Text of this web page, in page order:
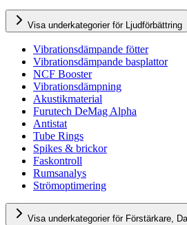
Visa underkategorier för Ljudförbättring
Vibrationsdämpande fötter
Vibrationsdämpande basplattor
NCF Booster
Vibrationsdämpning
Akustikmaterial
Furutech DeMag Alpha
Antistat
Tube Rings
Spikes & brickor
Faskontroll
Rumsanalys
Strömoptimering
Visa underkategorier för Förstärkare,